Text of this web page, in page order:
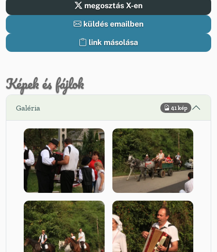
megosztás X-en
küldés emailben
link másolása
Képek és fájlok
Galéria 41 kép